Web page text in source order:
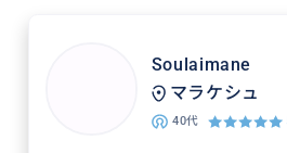
Soulaimane
マラケシュ
40代